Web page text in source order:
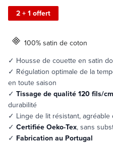
2 + 1 offert
100% satin de coton
✓ Housse de couette en satin
✓ Régulation optimale de la
en toute saison
✓ Tissage de qualité 120 fils/
durabilité
✓ Linge de lit résistant, agréable
✓ Certifiée Oeko-Tex, sans
✓ Fabrication au Portugal